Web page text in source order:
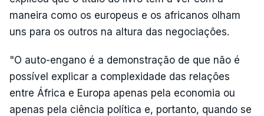
maneira como os europeus e os africanos olham
uns para os outros na altura das negociações.
"O auto-engano é a demonstração de que não é
possível explicar a complexidade das relações
entre África e Europa apenas pela economia ou
apenas pela ciência política e, portanto, quando se